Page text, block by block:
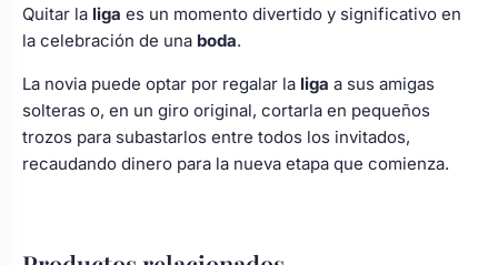
Quitar la liga es un momento divertido y significativo en
la celebración de una boda.
La novia puede optar por regalar la liga a sus amigas
solteras o, en un giro original, cortarla en pequeños
trozos para subastarlos entre todos los invitados,
recaudando dinero para la nueva etapa que comienza.